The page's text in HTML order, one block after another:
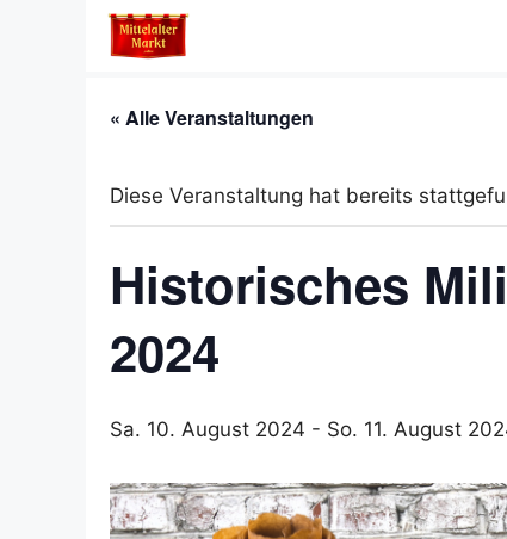
« Alle Veranstaltungen
Diese Veranstaltung hat bereits
Historisches
2024
Sa. 10. August 2024 - So. 11. August